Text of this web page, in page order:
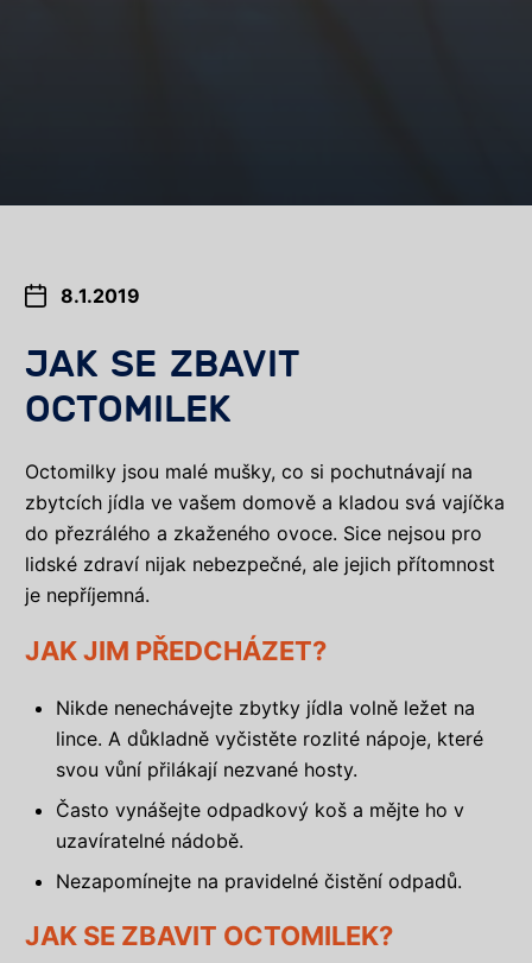
8.1.2019
JAK SE ZBAVIT
OCTOMILEK
Octomilky jsou malé mušky, co si pochutnávají na
zbytcích jídla ve vašem domově a kladou svá vajíčka
do přezrálého a zkaženého ovoce. Sice nejsou pro
lidské zdraví nijak nebezpečné, ale jejich přítomnost
je nepříjemná.
JAK JIM PŘEDCHÁZET?
Nikde nenechávejte zbytky jídla volně ležet na
lince. A důkladně vyčistěte rozlité nápoje, které
svou vůní přilákají nezvané hosty.
Často vynášejte odpadkový koš a mějte ho v
uzavíratelné nádobě.
Nezapomínejte na pravidelné čistění odpadů.
JAK SE ZBAVIT OCTOMILEK?